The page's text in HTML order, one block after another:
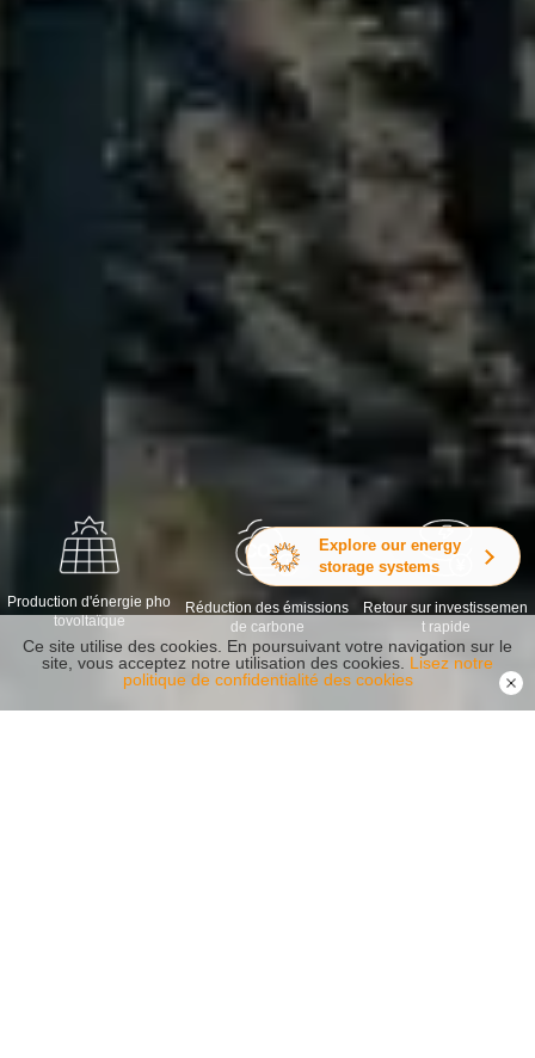
Explore our energy
storage systems
Ce site utilise des cookies. En poursuivant votre navigation sur le
site, vous acceptez notre utilisation des cookies. Lisez notre
politique de confidentialité des cookies
Production d'énergie pho
tovoltaïque
Réduction des émissions
de carbone
Retour sur investissemen
t rapide